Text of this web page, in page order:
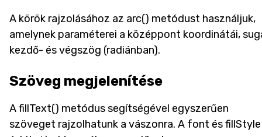
A körök rajzolásához az arc() metódust használjuk,
amelynek paraméterei a középpont koordinátái,
kezdő- és végszög (radiánban).
Szöveg megjelenítése
A fillText() metódus segítségével egyszerűen
szöveget rajzolhatunk a vászonra. A font és fillStyle